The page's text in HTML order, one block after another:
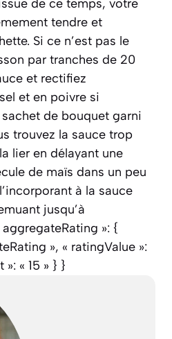
de ce temps, votre
tendre et
Si ce n’est pas le
par tranches de 20
et rectifiez
et en poivre si
de bouquet garni
trouvez la sauce trop
lier en délayant une
de maïs dans un peu
à la sauce
jusqu’à
»: {
», « ratingValue »:
« 15 » } }